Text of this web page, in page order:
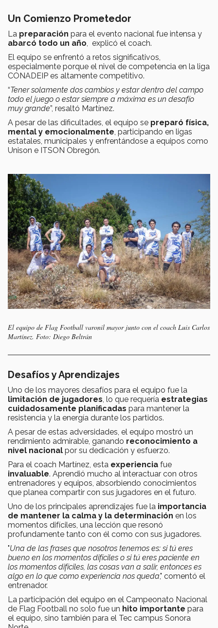
Un Comienzo Prometedor
La preparación para el evento nacional fue intensa y
abarcó todo un año , explicó el coach.
El equipo se enfrentó a retos significativos,
especialmente porque el nivel de competencia en la liga
CONADEIP es altamente competitivo.
“Tener solamente dos cambios y estar dentro del campo
todo el juego o estar siempre a máxima es un desafío
muy grande”, resaltó Martínez.
A pesar de las dificultades, el equipo se preparó física,
mental y emocionalmente , participando en ligas
estatales, municipales y enfrentándose a equipos como
Unison e ITSON Obregón.
El equipo de Flag Football varonil mayor junto con el coach Luis Carlos
Martínez. Foto: Diego Beltrán
Desafíos y Aprendizajes
Uno de los mayores desafíos para el equipo fue la
limitación de jugadores, lo que requería estrategias
cuidadosamente planificadas para mantener la
resistencia y la energía durante los partidos.
A pesar de estas adversidades, el equipo mostró un
rendimiento admirable, ganando reconocimiento a
nivel nacional por su dedicación y esfuerzo.
Para el coach Martínez, esta experiencia fue
invaluable. Aprendió mucho al interactuar con otros
entrenadores y equipos, absorbiendo conocimientos
que planea compartir con sus jugadores en el futuro.
Uno de los principales aprendizajes fue la importancia
de mantener la calma y la determinación en los
momentos difíciles, una lección que resonó
profundamente tanto con él como con sus jugadores.
"Una de las frases que nosotros tenemos es: si tú eres
bueno en los momentos difíciles o si tú eres paciente en
los momentos difíciles, las cosas van a salir, entonces es
algo en lo que como experiencia nos queda," comentó el
entrenador.
La participación del equipo en el Campeonato Nacional
de Flag Football no solo fue un hito importante para
el equipo, sino también para el Tec campus Sonora